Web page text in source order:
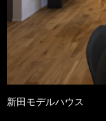
新田モデルハウス